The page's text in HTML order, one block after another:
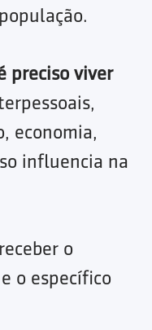
preciso viver
economia,
influencia na
o
o específico